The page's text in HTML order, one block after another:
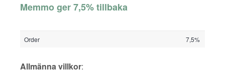
Memmo ger 7,5% tillbaka
Order 7,5%
Allmänna villkor: